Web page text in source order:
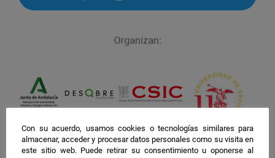
facebook
twitter
instagram
Con su acuerdo, usamos cookies o tecnologías similares para
almacenar, acceder y procesar datos personales como su visita en
este sitio web. Puede retirar su consentimiento u oponerse al